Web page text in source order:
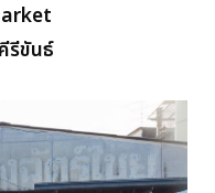
รีขันธ์